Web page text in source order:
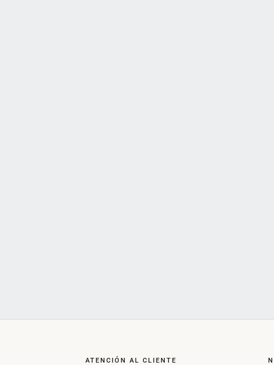
ATENCIÓN AL CLIENTE